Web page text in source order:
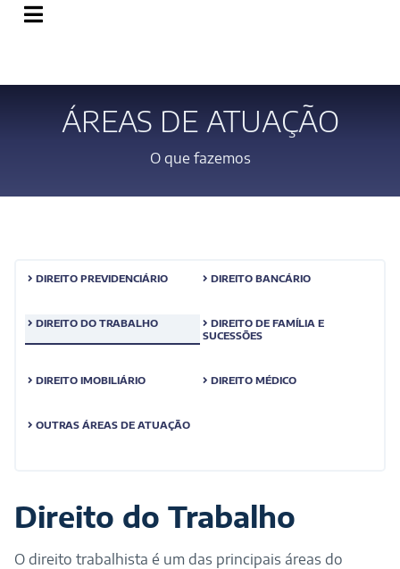
ÁREAS DE ATUAÇÃO
O que fazemos
DIREITO PREVIDENCIÁRIO DIREITO BANCÁRIO
DIREITO DO TRABALHO
DIREITO DE FAMÍLIA E
SUCESSÕES
DIREITO IMOBILIÁRIO DIREITO MÉDICO
OUTRAS ÁREAS DE ATUAÇÃO
Direito do Trabalho
O direito trabalhista é um das principais áreas do